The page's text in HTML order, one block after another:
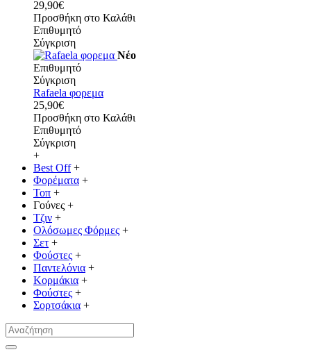
29,90€
Προσθήκη στο Καλάθι
Επιθυμητό
Σύγκριση
Νέο
Επιθυμητό
Σύγκριση
Rafaela φορεμα
25,90€
Προσθήκη στο Καλάθι
Επιθυμητό
Σύγκριση
+
Best Off +
Φορέματα +
Τοπ +
Γούνες +
Τζιν +
Ολόσωμες Φόρμες +
Σετ +
Φούστες +
Παντελόνια +
Κορμάκια +
Φούστες +
Σορτσάκια +